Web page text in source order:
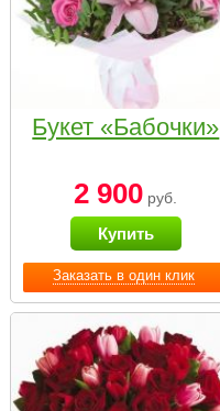
Заказать в один клик
Букет «Бабочки»
2 900 руб.
Купить